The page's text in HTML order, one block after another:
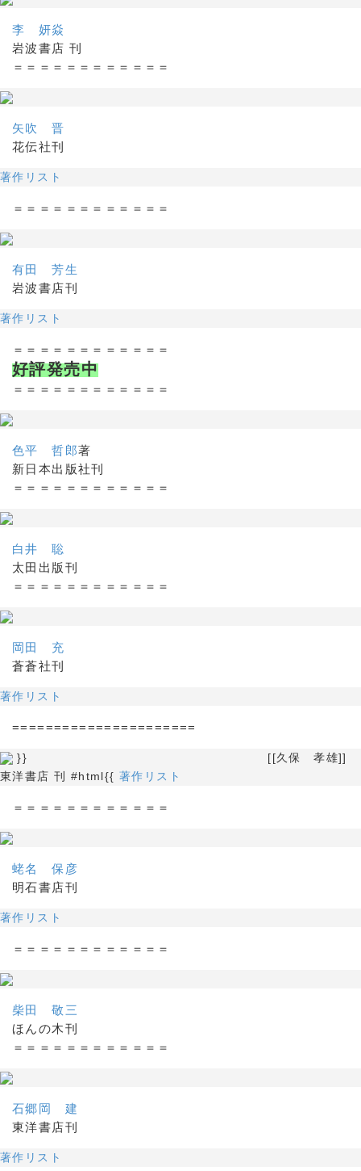
李 妍焱
岩波書店 刊
＝＝＝＝＝＝＝＝＝＝＝＝
矢吹 晋
花伝社刊
著作リスト
＝＝＝＝＝＝＝＝＝＝＝＝
有田 芳生
岩波書店刊
著作リスト
＝＝＝＝＝＝＝＝＝＝＝＝
好評発売中
＝＝＝＝＝＝＝＝＝＝＝＝
色平 哲郎著
新日本出版社刊
＝＝＝＝＝＝＝＝＝＝＝＝
白井 聡
太田出版刊
＝＝＝＝＝＝＝＝＝＝＝＝
岡田 充
蒼蒼社刊
著作リスト
======================
}} [[久保 孝雄]]
東洋書店 刊 #html{{ 著作リスト
＝＝＝＝＝＝＝＝＝＝＝＝
蛯名 保彦
明石書店刊
著作リスト
＝＝＝＝＝＝＝＝＝＝＝＝
柴田 敬三
ほんの木刊
＝＝＝＝＝＝＝＝＝＝＝＝
石郷岡 建
東洋書店刊
著作リスト